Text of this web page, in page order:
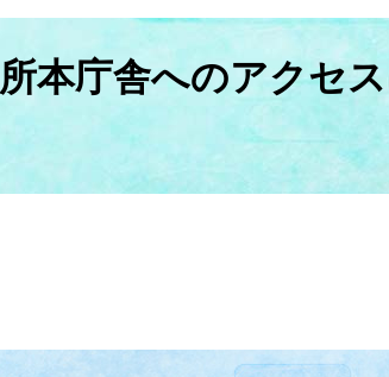
本庁舎へのアクセ